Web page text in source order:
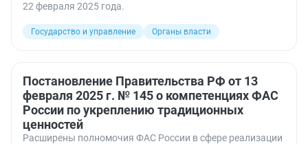
22 февраля 2025 года.
Государство и управление Органы власти
Постановление Правительства РФ от 13
февраля 2025 г. № 145 о компетенциях ФАС
России по укреплению традиционных
ценностей
Расширены полномочия ФАС России в сфере реализации